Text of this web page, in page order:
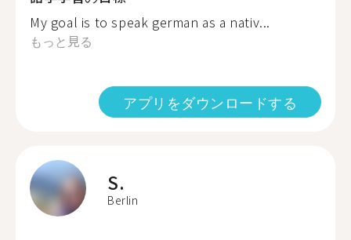
My goal is to speak german as a nativ...
もっと見る
アプリをダウンロードする
S.
Berlin